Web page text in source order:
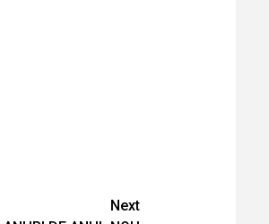
Next